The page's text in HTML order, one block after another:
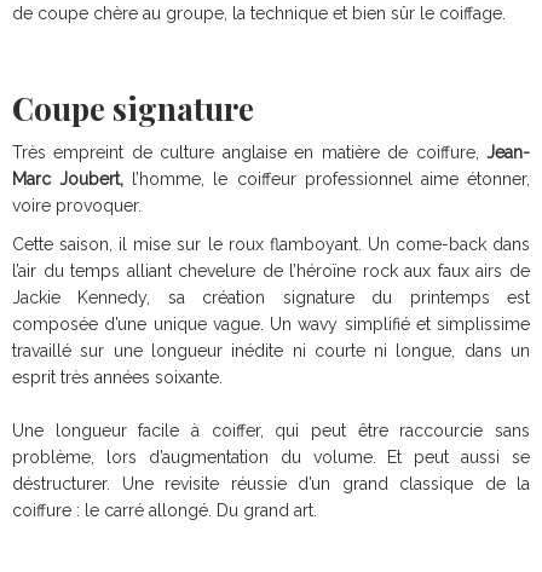
de coupe chère au groupe, la technique et bien sûr le coiffage.
Coupe signature
Très empreint de culture anglaise en matière de coiffure, Jean-
Marc Joubert, l’homme, le coiffeur professionnel aime étonner,
voire provoquer.
Cette saison, il mise sur le roux flamboyant. Un come-back dans
l’air du temps alliant chevelure de l’héroïne rock aux faux airs de
Jackie Kennedy, sa création signature du printemps est
composée d’une unique vague. Un wavy simplifié et simplissime
travaillé sur une longueur inédite ni courte ni longue, dans un
esprit très années soixante.
Une longueur facile à coiffer, qui peut être raccourcie sans
problème, lors d’augmentation du volume. Et peut aussi se
déstructurer. Une revisite réussie d’un grand classique de la
coiffure : le carré allongé. Du grand art.